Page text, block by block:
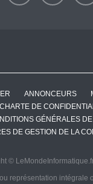
ANNONCEURS
CHARTE DE
GÉNÉRALES
DE GESTION DE LA
©
représentation intégrale